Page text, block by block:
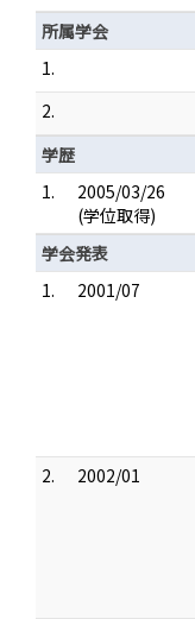
所属学会
1.
2.
学歴
1.
2005/03/26
(学位取得)
学会発表
1.
2001/07
2.
2002/01